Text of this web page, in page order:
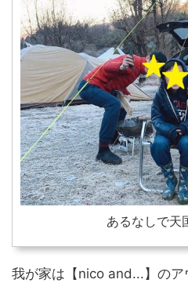
あるなしで天
我が家は【nico and...】のア